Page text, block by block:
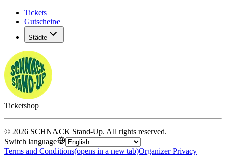
Tickets
Gutscheine
Städte
Ticketshop
© 2026 SCHNACK Stand-Up. All rights reserved.
Switch language
Terms and Conditions(opens in a new tab)Organizer Privacy